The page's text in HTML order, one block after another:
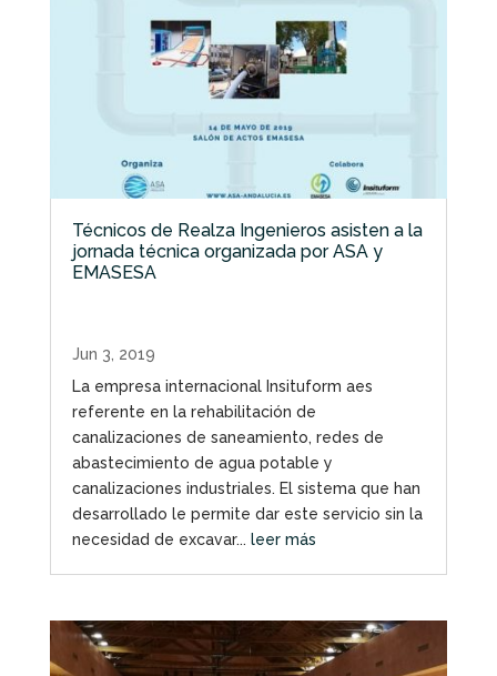
Técnicos de Realza Ingenieros asisten a la
jornada técnica organizada por ASA y
EMASESA
Jun 3, 2019
La empresa internacional Insituform aes
referente en la rehabilitación de
canalizaciones de saneamiento, redes de
abastecimiento de agua potable y
canalizaciones industriales. El sistema que han
desarrollado le permite dar este servicio sin la
necesidad de excavar... leer más